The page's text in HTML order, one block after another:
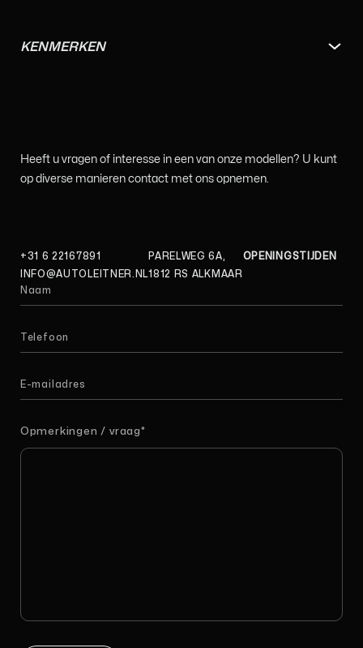
KENMERKEN
Heeft u vragen of interesse in een van onze modellen? U kunt
op diverse manieren contact met ons opnemen.
+31 6 22167891
INFO@AUTOLEITNER.NL
PARELWEG 6A,
1812 RS ALKMAAR
OPENINGSTIJDEN
Opmerkingen / vraag*